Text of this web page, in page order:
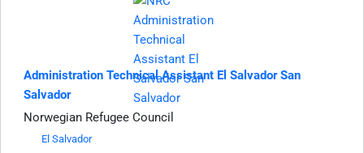
Administration Technical Assistant El Salvador San
Salvador
Norwegian Refugee Council
El Salvador